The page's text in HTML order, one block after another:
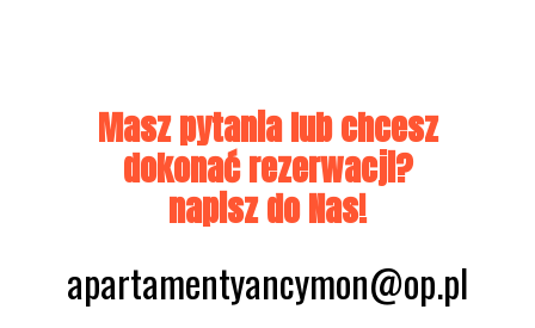
Masz pytania lub chcesz
dokonać rezerwacji?
napisz do Nas!
apartamentyancymon@op.pl